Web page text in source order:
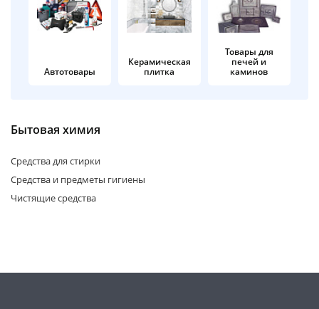
Автотовары
Керамическая
плитка
Товары для
печей и
каминов
Бытовая химия
Средства для стирки
Средства и предметы гигиены
Чистящие средства
раз в 2 недели